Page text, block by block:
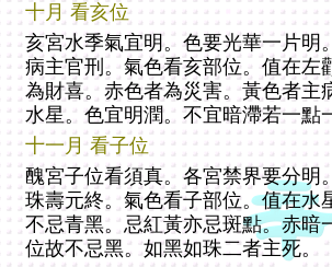
十月 看亥位
亥宮水季氣宜明。色要光華一片明
病主官刑。氣色看亥部位。值在左
為財喜。赤色者為災害。黃色者主
水星。色宜明潤。不宜暗滯若一點
十一月 看子位
醜宮子位看須真。各宮禁界要分明
珠壽元終。氣色看子部位。值在水
不忌青黑。忌紅黃亦忌斑點。赤暗
位故不忌黑。如黑如珠二者主死。